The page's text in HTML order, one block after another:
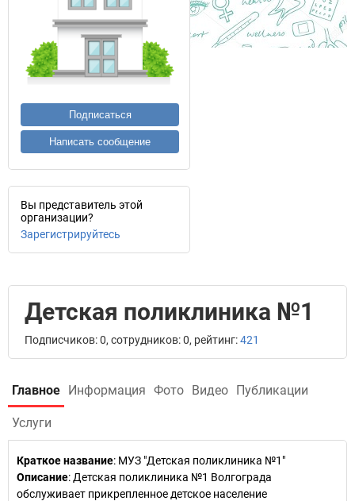
Подписаться
Написать сообщение
Вы представитель этой
организации?
Зарегистрируйтесь
Детская поликлиника №1
Подписчиков: 0, сотрудников: 0, рейтинг:421
Главное Информация Фото Видео Публикации
Услуги
Краткое название: МУЗ "Детская поликлиника №1"
Описание: Детская поликлиника №1 Волгограда
обслуживает прикрепленное детское население